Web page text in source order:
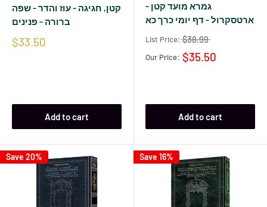
קטן, חגיגה - עוז והדר - שפה
ברורה - פנינים
$33.50
Add to cart
גמרא מועד קטן -
ארטסקרול - דף יומי כרך כא
List Price: $38.99
Our Price: $35.50
Add to cart
Save 20% Save 16%